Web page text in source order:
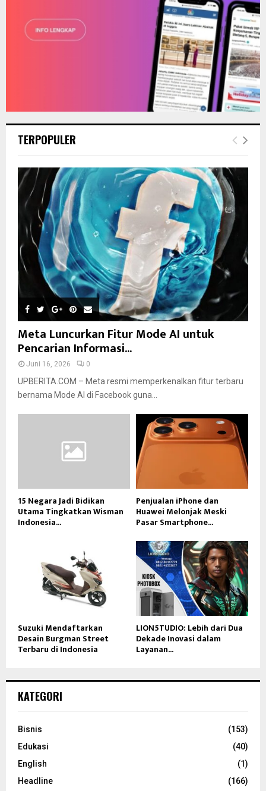
TERPOPULER
Meta Luncurkan Fitur Mode AI untuk
Pencarian Informasi...
Juni 16, 2026 0
UPBERITA.COM – Meta resmi memperkenalkan fitur terbaru
bernama Mode AI di Facebook guna...
15 Negara Jadi Bidikan
Utama Tingkatkan Wisman
Indonesia...
Penjualan iPhone dan
Huawei Melonjak Meski
Pasar Smartphone...
Suzuki Mendaftarkan
Desain Burgman Street
Terbaru di Indonesia
LION5TUDIO: Lebih dari Dua
Dekade Inovasi dalam
Layanan...
KATEGORI
Bisnis
(153)
Edukasi
(40)
English
(1)
Headline
(166)